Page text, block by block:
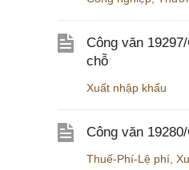
Công văn
chỗ
Xuất nhập khẩu
Công văn
Thuế-Phí-Lệ phí